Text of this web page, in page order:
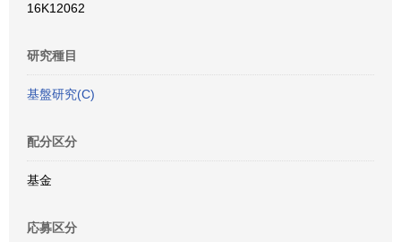
16K12062
研究種目
基盤研究(C)
配分区分
基金
応募区分